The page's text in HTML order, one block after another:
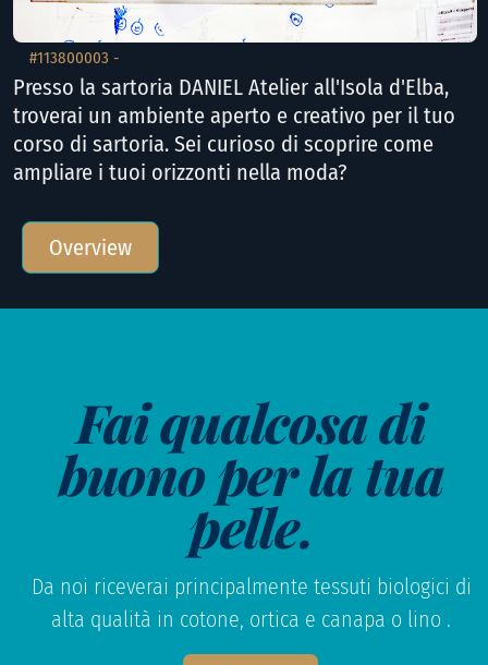
#113800003 -
Presso la sartoria DANIEL Atelier all'Isola d'Elba,
troverai un ambiente aperto e creativo per il tuo
corso di sartoria. Sei curioso di scoprire come
ampliare i tuoi orizzonti nella moda?
Overview
Fai qualcosa di
buono per la tua
pelle.
Da noi riceverai principalmente tessuti biologici di
alta qualità in cotone, ortica e canapa o lino .